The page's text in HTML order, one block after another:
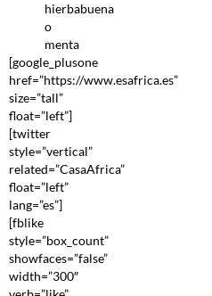
hierbabuena
o
menta
[google_plusone
href=”https://www.esafrica.es”
size=”tall”
float=”left”]
[twitter
style=”vertical”
related=”CasaAfrica”
float=”left”
lang=”es”]
[fblike
style=”box_count”
showfaces=”false”
width=”300″